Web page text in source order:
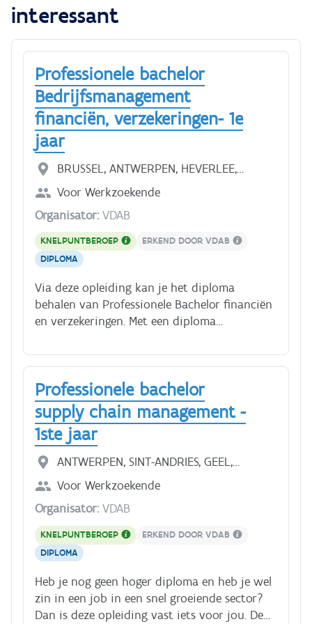
- software en digitalisering Tijdens de opleiding
doe je stage. Zo krijg je praktijkervaring. **Hoe
lang duurt de opleiding?** De opleiding duurt 3
Uiteraard behaal je dezelfde competenties en
interessant
Professionele bachelor
Bedrijfsmanagement
financiën, verzekeringen- 1e
jaar
BRUSSEL, ANTWERPEN, HEVERLEE,
KORTRIJK, GEEL, MECHELEN, GENT,
Voor Werkzoekende
Organisator:VDAB
KNELPUNTBEROEP
ERKEND DOOR VDAB
DIPLOMA
Via deze opleiding kan je het diploma
behalen van Professionele Bachelor financiën
en verzekeringen. Met een diploma
verzekeringen heb je heel wat
carrièremogelijkheden binnen de bank-,
beurs- en verzekeringswereld. Er is binnen de
sector grote nood aan zowel administratieve
als commerciële profielen. Na je studie kan je
bv. aan de slag als beleggingsadviseur of
administratief commercieel medewerker bij
een bank. Werk je liever binnen de
verzekeringen? Dan is een job als
schadebeheerder in een verzekeringskantoor
digitalisering is er toekomst in deze sector.
Dus ben je geïnteresseerd in financiën,
met cijfers maar wil je ook graag contact
met klanten ? Schrijf je dan zeker in voor
Professionele bachelor
supply chain management -
1ste jaar
ANTWERPEN, SINT-ANDRIES, GEEL,
MECHELEN, KORTRIJK, DIEPENBEEK,
Voor Werkzoekende
Organisator:VDAB
KNELPUNTBEROEP
ERKEND DOOR VDAB
DIPLOMA
Heb je nog geen hoger diploma en heb je wel
zin in een job in een snel groeiende sector?
Dan is deze opleiding vast iets voor jou. De